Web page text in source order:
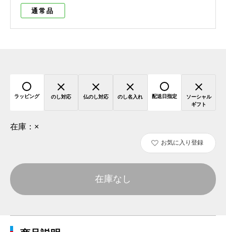
通常品
ラッピング のし対応 仏のし対応 のし名入れ 配送日指定
ソーシャル
ギフト
在庫： ×
お気に入り登録
在庫なし